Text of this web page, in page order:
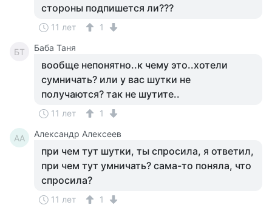
стороны подпишется ли???
11 лет 1
БТ Баба Таня
вообще непонятно..к чему это..хотели
сумничать? или у вас шутки не
получаются? так не шутите..
11 лет 1
АА Александр Алексеев
при чем тут шутки, ты спросила, я ответил,
при чем тут умничать? сама-то поняла, что
спросила?
11 лет 1